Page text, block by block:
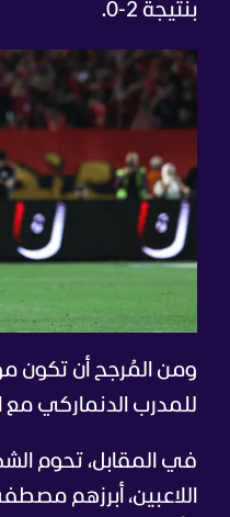
بنتيجة 2-0.
ومن المُرجح أن تكون
للمدرب الدنماركي مع
في المقابل، تحوم
اللاعبين، أبرزهم